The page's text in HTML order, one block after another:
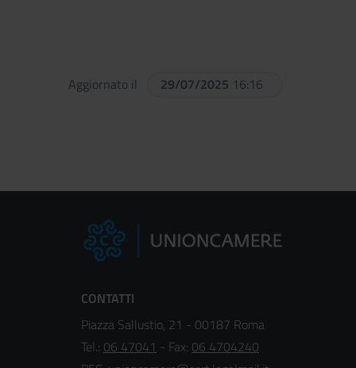
Aggiornato il 29/07/2025 16:16
CONTATTI
Piazza Sallustio, 21 - 00187 Roma
Tel.: 06 47041 - Fax: 06 4704240